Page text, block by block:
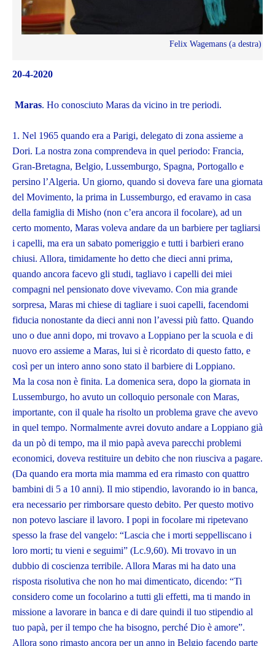
Felix Wagemans (a destra)
20-4-2020
Maras. Ho conosciuto Maras da vicino in tre periodi.
1. Nel 1965 quando era a Parigi, delegato di zona assieme a
Dori. La nostra zona comprendeva in quel periodo: Francia,
Gran-Bretagna, Belgio, Lussemburgo, Spagna, Portogallo e
persino l’Algeria. Un giorno, quando si doveva fare una giornata
del Movimento, la prima in Lussemburgo, ed eravamo in casa
della famiglia di Misho (non c’era ancora il focolare), ad un
certo momento, Maras voleva andare da un barbiere per tagliarsi
i capelli, ma era un sabato pomeriggio e tutti i barbieri erano
chiusi. Allora, timidamente ho detto che dieci anni prima,
quando ancora facevo gli studi, tagliavo i capelli dei miei
compagni nel pensionato dove vivevamo. Con mia grande
sorpresa, Maras mi chiese di tagliare i suoi capelli, facendomi
fiducia nonostante da dieci anni non l’avessi più fatto. Quando
uno o due anni dopo, mi trovavo a Loppiano per la scuola e di
nuovo ero assieme a Maras, lui si è ricordato di questo fatto, e
così per un intero anno sono stato il barbiere di Loppiano.
Ma la cosa non è finita. La domenica sera, dopo la giornata in
Lussemburgo, ho avuto un colloquio personale con Maras,
importante, con il quale ha risolto un problema grave che avevo
in quel tempo. Normalmente avrei dovuto andare a Loppiano già
da un pò di tempo, ma il mio papà aveva parecchi problemi
economici, doveva restituire un debito che non riusciva a pagare.
(Da quando era morta mia mamma ed era rimasto con quattro
bambini di 5 a 10 anni). Il mio stipendio, lavorando io in banca,
era necessario per rimborsare questo debito. Per questo motivo
non potevo lasciare il lavoro. I popi in focolare mi ripetevano
spesso la frase del vangelo: “Lascia che i morti seppelliscano i
loro morti; tu vieni e seguimi” (Lc.9,60). Mi trovavo in un
dubbio di coscienza terribile. Allora Maras mi ha dato una
risposta risolutiva che non ho mai dimenticato, dicendo: “Ti
considero come un focolarino a tutti gli effetti, ma ti mando in
missione a lavorare in banca e di dare quindi il tuo stipendio al
tuo papà, per il tempo che ha bisogno, perché Dio è amore”.
Allora sono rimasto ancora per un anno in Belgio facendo parte